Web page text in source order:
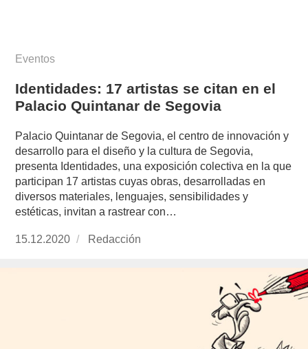
Eventos
Identidades: 17 artistas se citan en el
Palacio Quintanar de Segovia
Palacio Quintanar de Segovia, el centro de innovación y
desarrollo para el diseño y la cultura de Segovia,
presenta Identidades, una exposición colectiva en la que
participan 17 artistas cuyas obras, desarrolladas en
diversos materiales, lenguajes, sensibilidades y
estéticas, invitan a rastrear con…
Publicado
15.12.2020 https://www.experimenta.es/author/redaccion/
Redacción